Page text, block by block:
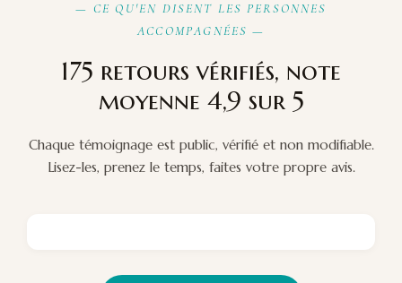
— CE QU'EN DISENT LES PERSONNES
ACCOMPAGNÉES —
175 retours vérifiés, note
moyenne 4,9 sur 5
Chaque témoignage est public, vérifié et non modifiable.
Lisez-les, prenez le temps, faites votre propre avis.